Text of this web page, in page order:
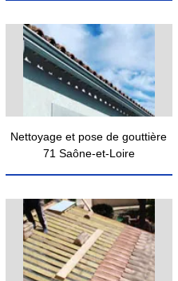
Nettoyage et pose de gouttière
71 Saône-et-Loire